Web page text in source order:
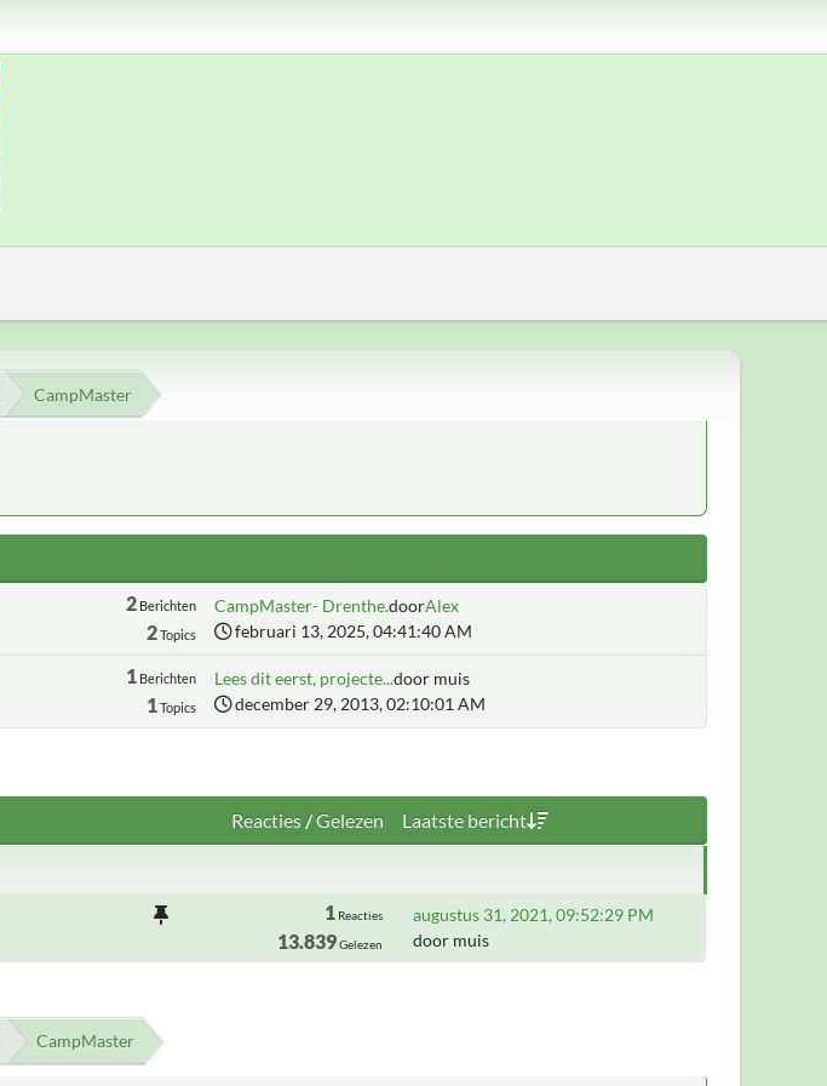
CampMaster
2Berichten
2Topics
CampMaster- Drenthe.doorAlex
februari 13, 2025, 04:41:40 AM
1Berichten
1Topics
Lees dit eerst, projecte...door muis
december 29, 2013, 02:10:01 AM
Reacties/Gelezen Laatste bericht
1Reacties
13.839Gelezen
augustus 31, 2021, 09:52:29 PM
door muis
CampMaster